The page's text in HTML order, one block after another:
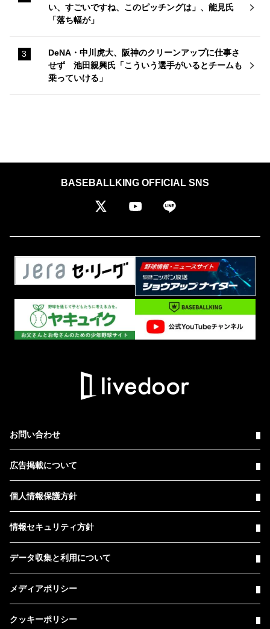
い、すごいですね、このピッチングは」、能見氏
「落ち幅が」
DeNA・中川虎大、阪神のクリーンアップに仕事さ
せず 池田親興氏「こういう選手がいるとチームも
乗っていける」
BASEBALLKING OFFICIAL SNS
お問い合わせ
広告掲載について
個人情報保護方針
情報セキュリティ方針
データ収集と利用について
メディアポリシー
クッキーポリシー